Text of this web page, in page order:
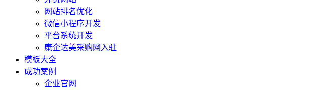
网站排名优化
微信小程序开发
平台系统开发
康企达美采购网入驻
模板大全
成功案例
企业官网